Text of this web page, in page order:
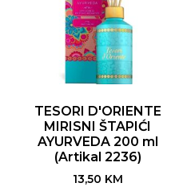
TESORI D'ORIENTE
MIRISNI ŠTAPIĆI
AYURVEDA 200 ml
(Artikal 2236)
13,50 KM